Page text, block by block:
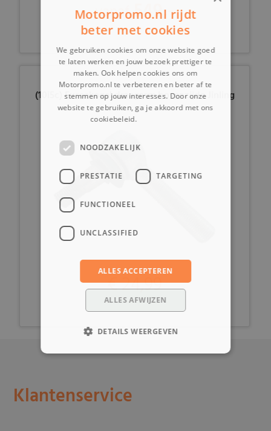
vanaf549,-
(10i5c) Fuseekogel draagarm bovenzijde Jinling
€ 24,99
Klantenservice
Motorpromo.nl rijdt
beter met cookies
We gebruiken cookies om onze website goed
te laten werken en jouw bezoek prettiger te
maken. Ook helpen cookies ons om
Motorpromo.nl te verbeteren en beter af te
stemmen op jouw interesses. Door onze
website te gebruiken, ga je akkoord met ons
cookiebeleid.
NOODZAKELIJK
PRESTATIE TARGETING
FUNCTIONEEL
UNCLASSIFIED
ALLES ACCEPTEREN
ALLES AFWIJZEN
DETAILS WEERGEVEN